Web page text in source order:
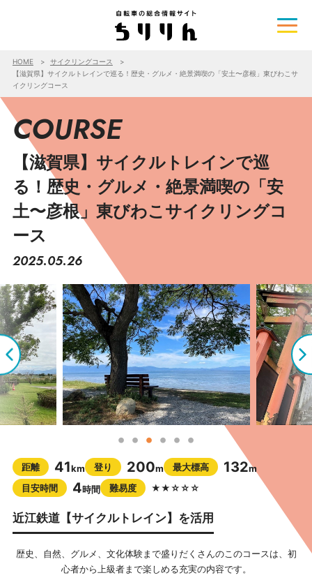
HOME
サイクリングコース
【滋賀県】サイクルトレインで巡る！歴史・グルメ・絶景満喫の「安土〜彦根」東びわこサ
イクリングコース
COURSE
【滋賀県】サイクルトレインで巡
る！歴史・グルメ・絶景満喫の「安
土〜彦根」東びわこサイクリングコ
ース
2025.05.26
距離 41km 登り 200m 最大標高 132m
目安時間
4時間 難易度 ★★☆☆☆
近江鉄道【サイクルトレイン】を活用
歴史、自然、グルメ、文化体験まで盛りだくさんのこのコースは、初
心者から上級者まで楽しめる充実の内容です。